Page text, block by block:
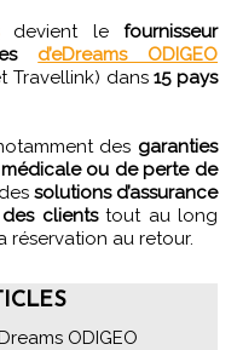
devient lefournisseur
d’eDreams ODIGEO
Travellink) dans15 pays
des garanties
médicale ou de perte de
solutions d’assurance
clientstout au long
réservation au retour.
ODIGEO